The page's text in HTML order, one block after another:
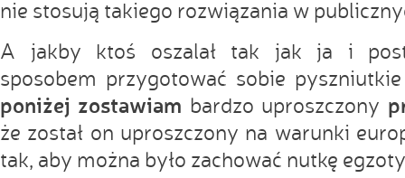
nie stosują takiego rozwiązania w
A jakby ktoś oszalał tak jak ja i
sposobem przygotować sobie pyszniutkie
poniżej zostawiam bardzo uproszczony
że został on uproszczony na warunki
tak, aby można było zachować nutkę